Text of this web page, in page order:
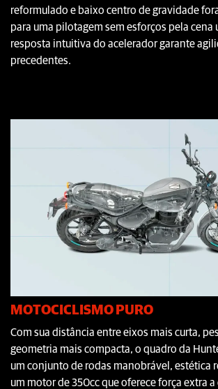
reformulado e baixo centro de gravidade
para uma pilotagem sem esforços pela cena
resposta intuitiva do acelerador garante
precedentes.
MOTOCICLISMO PURO
Com sua distância entre eixos mais curta,
geometria mais compacta, o quadro da
um conjunto de rodas manobrável, estética
um motor de 350cc que oferece força extra